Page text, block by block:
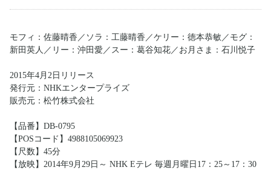
モフィ：佐藤晴香／ソラ：工藤晴香／ケリー：徳本恭敏／モグ：
新田英人／リー：沖田愛／スー：葛谷知花／お月さま：石川悦子
2015年4月2日リリース
発行元：NHKエンタープライズ
販売元：松竹株式会社
【品番】DB-0795
【POSコード】4988105069923
【尺数】45分
【放映】2014年9月29日～ NHK Eテレ 毎週月曜日17：25～17：30